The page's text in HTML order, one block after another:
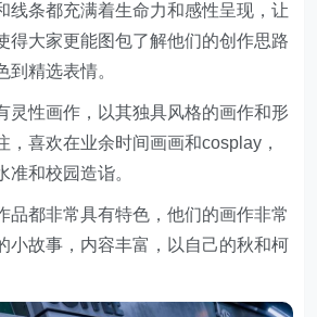
线条都充满着生命力和感性呈现，让
得大家更能图包了解他们的创作思路
到精选表情。
灵性画作，以其独具风格的画作和形
，喜欢在业余时间画画和cosplay，
准和校园造诣。
品都非常具有特色，他们的画作非常
小故事，内容丰富，以自己的秋和柯